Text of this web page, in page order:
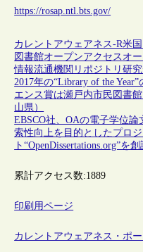
https://rosap.ntl.bts.gov/
カレントアウェアネス-R米国
図書館オープンアクセス オ
情報流通機関リポジトリ研
2017年の“Library of the
エンス賞は瀬戸内市民図書
山県）
EBSCO社、OAの電子学位論
索性向上を目的としたプロジ
ト“OpenDissertations.org”を創
累計アクセス数:1889
印刷用ページ
カレントアウェアネス・ポ